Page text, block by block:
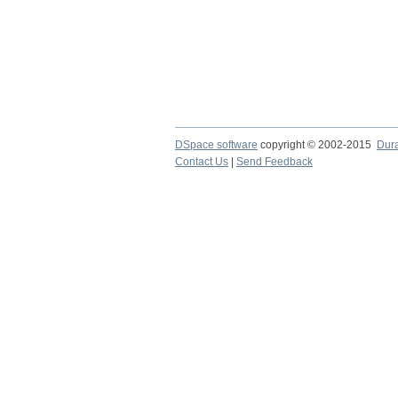
DSpace software copyright © 2002-2015
Contact Us
Send Feedback